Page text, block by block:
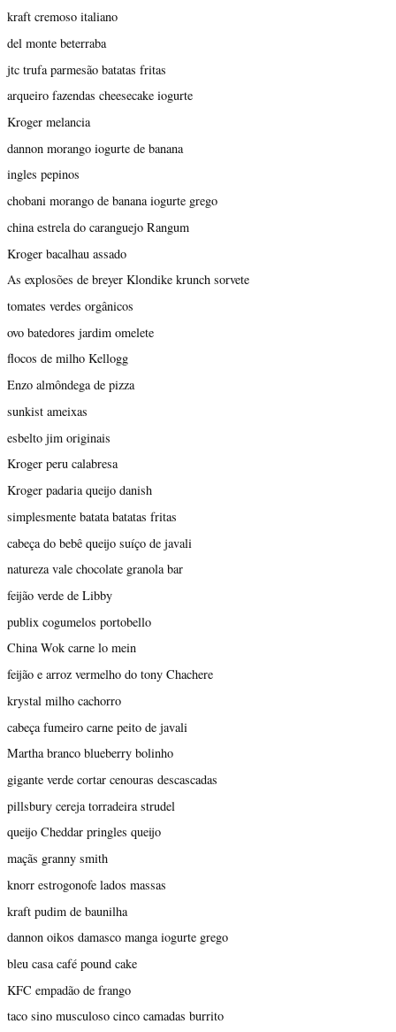
kraft cremoso italiano
del monte beterraba
jtc trufa parmesão batatas fritas
arqueiro fazendas cheesecake iogurte
Kroger melancia
dannon morango iogurte de banana
ingles pepinos
chobani morango de banana iogurte grego
china estrela do caranguejo Rangum
Kroger bacalhau assado
As explosões de breyer Klondike krunch sorvete
tomates verdes orgânicos
ovo batedores jardim omelete
flocos de milho Kellogg
Enzo almôndega de pizza
sunkist ameixas
esbelto jim originais
Kroger peru calabresa
Kroger padaria queijo danish
simplesmente batata batatas fritas
cabeça do bebê queijo suíço de javali
natureza vale chocolate granola bar
feijão verde de Libby
publix cogumelos portobello
China Wok carne lo mein
feijão e arroz vermelho do tony Chachere
krystal milho cachorro
cabeça fumeiro carne peito de javali
Martha branco blueberry bolinho
gigante verde cortar cenouras descascadas
pillsbury cereja torradeira strudel
queijo Cheddar pringles queijo
maçãs granny smith
knorr estrogonofe lados massas
kraft pudim de baunilha
dannon oikos damasco manga iogurte grego
bleu casa café pound cake
KFC empadão de frango
taco sino musculoso cinco camadas burrito